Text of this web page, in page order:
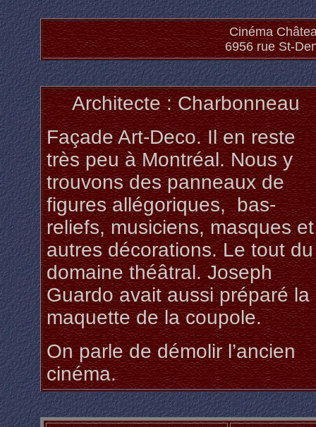
Cinéma
6956 rue St-
Architecte : Charbonneau
Façade Art-Deco. Il en reste
très peu à Montréal. Nous y
trouvons des panneaux de
figures allégoriques, bas-
reliefs, musiciens, masques et
autres décorations. Le tout du
domaine théâtral. Joseph
Guardo avait aussi préparé la
maquette de la coupole.
On parle de démolir l’ancien
cinéma.